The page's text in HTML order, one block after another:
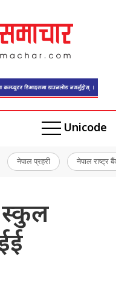
Unicode
नेपाल प्रहरी नेपाल राष्ट्र
स्कुल